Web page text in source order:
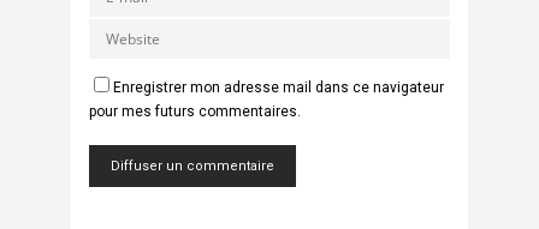
Enregistrer mon adresse mail dans ce navigateur
pour mes futurs commentaires.